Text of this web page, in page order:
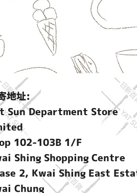
地址:
Sun Department Store
102-103B 1/F
Shing Shopping Centre
2, Kwai Shing East
Chung